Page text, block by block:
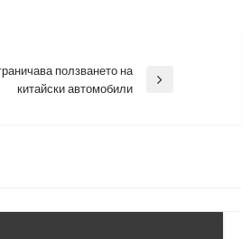
ползването на
китайски автомобили